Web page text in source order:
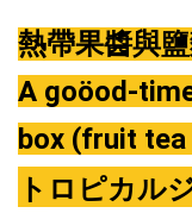
熱帶果醬與
A goöod-
box (fruit
トロピカル